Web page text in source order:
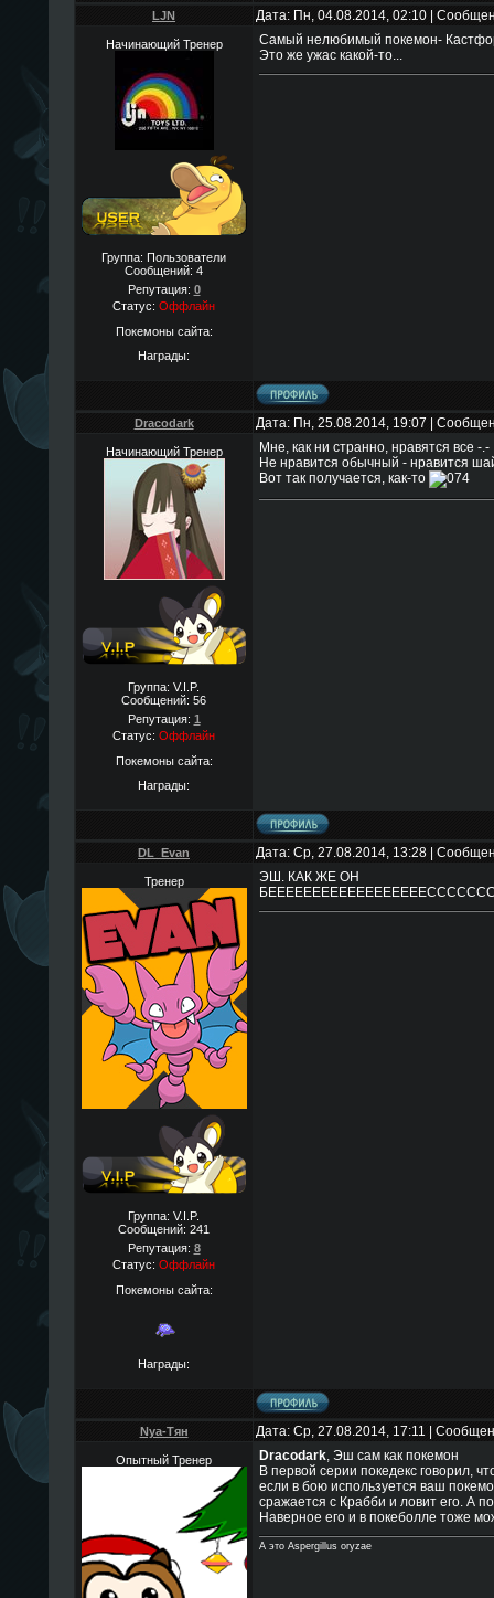
LJN Дата: Пн, 04.08.2014, 02:10 |
Начинающий Тренер
Группа: Пользователи
Сообщений: 4
Репутация: 0
Статус: Оффлайн
Покемоны сайта:
Награды:
Самый нелюбимый покемон-
Это же ужас какой-то...
Dracodark Дата: Пн, 25.08.2014, 19:07 |
Начинающий Тренер
Группа: V.I.P.
Сообщений: 56
Репутация: 1
Статус: Оффлайн
Покемоны сайта:
Награды:
Мне, как ни странно, нравятся все -.-
Не нравится обычный - нравится
Вот так получается, как-то
DL_Evan Дата: Ср, 27.08.2014, 13:28 |
Тренер
Группа: V.I.P.
Сообщений: 241
Репутация: 8
Статус: Оффлайн
Покемоны сайта:
Награды:
ЭШ. КАК ЖЕ ОН
Nya-Тян Дата: Ср, 27.08.2014, 17:11 |
Опытный Тренер Dracodark, Эш сам как покемон
В первой серии покедекс говорил,
если в бою используется ваш
сражается с Крабби и ловит его. А
Наверное его и в покеболле тоже
А это Aspergillus oryzae